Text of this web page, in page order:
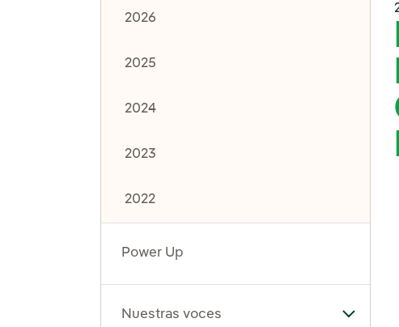
2026
2025
2024
2023
2022
Power Up
Nuestras voces Alternar